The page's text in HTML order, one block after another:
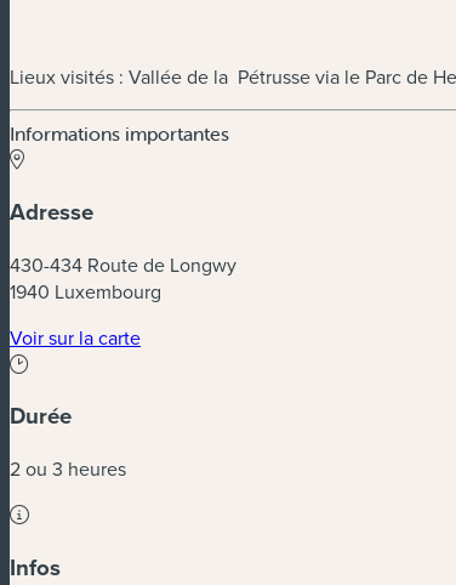
Lieux visités : Vallée de la Pétrusse via le Parc de
Informations importantes
Adresse
430-434 Route de Longwy
1940 Luxembourg
Voir sur la carte(nouvelle fenêtre)
Durée
2 ou 3 heures
Infos